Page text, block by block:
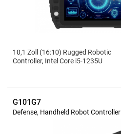
10,1 Zoll (16:10) Rugged Robotic
Controller, Intel Core i5-1235U
G101G7
Defense, Handheld Robot Controller